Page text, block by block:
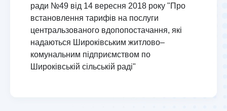
ради №49 від 14 вересня 2018 року "Про
встановлення тарифів на послуги
центральзованого вдопопостачання, які
надаються Широківським житлово–
комунальним підприємством по
Широківській сільській раді"